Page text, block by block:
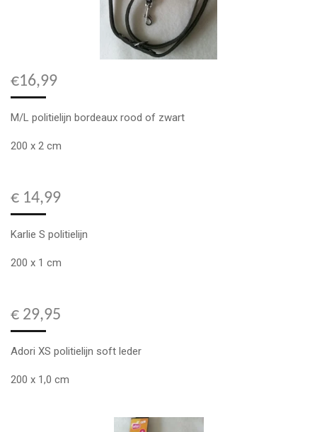
€16,99
M/L politielijn bordeaux rood of zwart
200 x 2 cm
€ 14,99
Karlie S politielijn
200 x 1 cm
€ 29,95
Adori XS politielijn soft leder
200 x 1,0 cm